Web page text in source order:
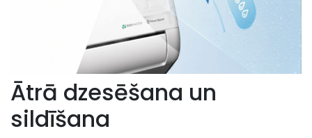
Ātrā dzesēšana un
sildīšana